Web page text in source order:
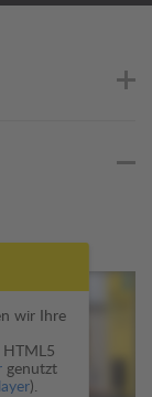
wir Ihre
HTML5
genutzt
).